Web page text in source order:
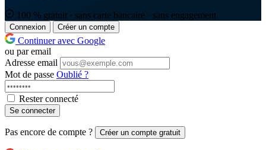
100 % gratuit · sans carte bancaire · sans engagement
Connexion Créer un compte
Continuer avec Google
ou par email
Adresse email
Mot de passe Oublié ?
Rester connecté
Se connecter
Pas encore de compte ? Créer un compte gratuit